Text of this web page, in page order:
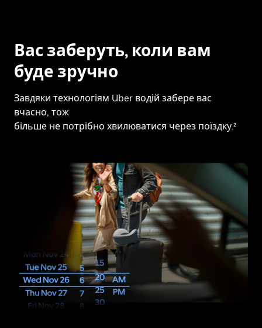
Вас заберуть, коли вам
буде зручно
Завдяки технологіям Uber водій забере вас
вчасно, тож
більше не потрібно хвилюватися через поїздку.²